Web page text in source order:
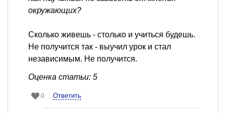
окружающих?
Сколько живешь - столько и учиться будешь.
Не получится так - выучил урок и стал
независимым. Не получится.
Оценка статьи: 5
0 Ответить